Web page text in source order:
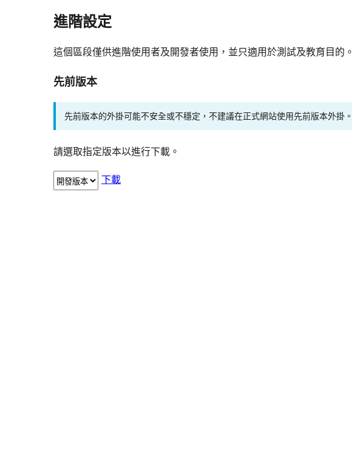
進階設定
這個區段僅供進階使用者及開發者使用，並只適用於測試及教育目的。
先前版本
先前版本的外掛可能不安全或不穩定，不建議在正式網站使用先前版本外掛。
請選取指定版本以進行下載。
下載